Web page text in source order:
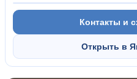
Контакты и
Открыть в